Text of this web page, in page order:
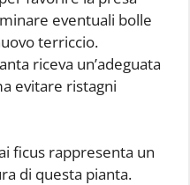
eventuali bolle
terriccio.
riceva un’adeguata
evitare ristagni
ficus rappresenta un
di questa pianta.